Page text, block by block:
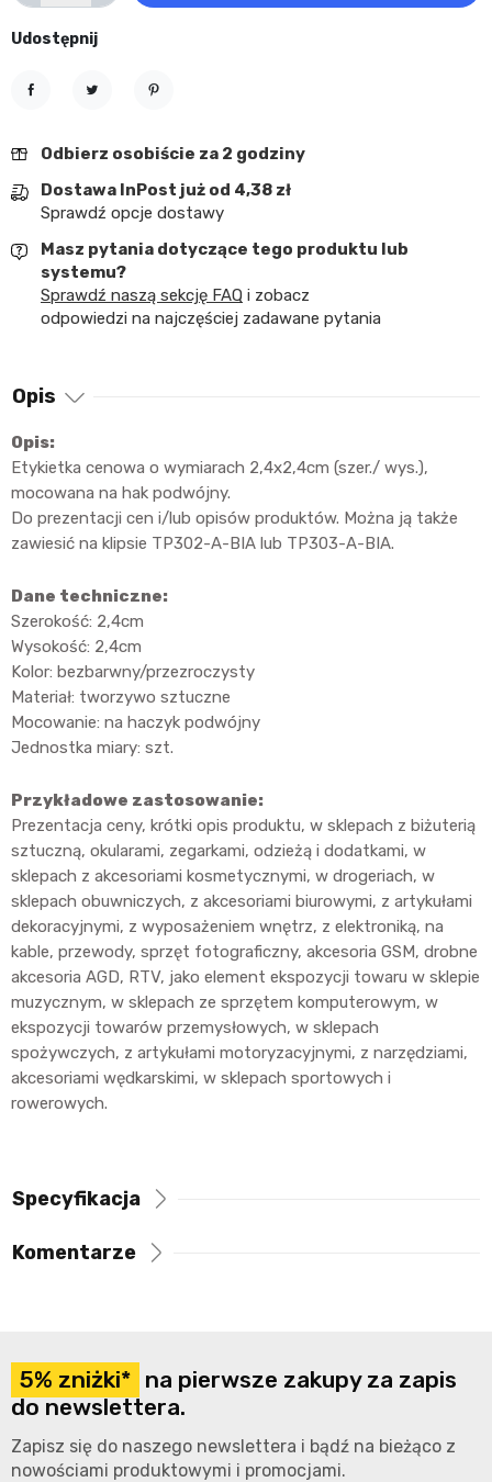
Udostępnij
Odbierz osobiście za 2 godziny
Dostawa InPost już od 4,38 zł
Sprawdź opcje dostawy
Masz pytania dotyczące tego produktu lub
systemu?
Sprawdź naszą sekcję FAQ i zobacz
odpowiedzi na najczęściej zadawane pytania
Opis
Opis:
Etykietka cenowa o wymiarach 2,4x2,4cm (szer./ wys.),
mocowana na hak podwójny.
Do prezentacji cen i/lub opisów produktów. Można ją także
zawiesić na klipsie TP302-A-BIA lub TP303-A-BIA.
Dane techniczne:
Szerokość: 2,4cm
Wysokość: 2,4cm
Kolor: bezbarwny/przezroczysty
Materiał: tworzywo sztuczne
Mocowanie: na haczyk podwójny
Jednostka miary: szt.
Przykładowe zastosowanie:
Prezentacja ceny, krótki opis produktu, w sklepach z biżuterią
sztuczną, okularami, zegarkami, odzieżą i dodatkami, w
sklepach z akcesoriami kosmetycznymi, w drogeriach, w
sklepach obuwniczych, z akcesoriami biurowymi, z artykułami
dekoracyjnymi, z wyposażeniem wnętrz, z elektroniką, na
kable, przewody, sprzęt fotograficzny, akcesoria GSM, drobne
akcesoria AGD, RTV, jako element ekspozycji towaru w sklepie
muzycznym, w sklepach ze sprzętem komputerowym, w
ekspozycji towarów przemysłowych, w sklepach
spożywczych, z artykułami motoryzacyjnymi, z narzędziami,
akcesoriami wędkarskimi, w sklepach sportowych i
rowerowych.
Specyfikacja
Komentarze
5% zniżki* na pierwsze zakupy za zapis
do newslettera.
Zapisz się do naszego newslettera i bądź na bieżąco z
nowościami produktowymi i promocjami.